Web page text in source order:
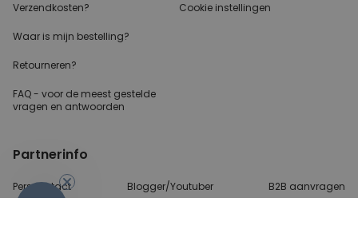
Verzendkosten?
Waar is mijn bestelling?
Retourneren?
FAQ - voor de meest gestelde
vragen en antwoorden
Cookie instellingen
Partnerinfo
Perscontact Blogger/Youtuber B2B aanvragen